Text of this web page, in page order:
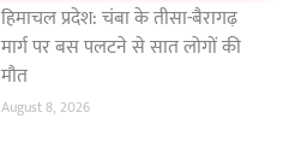
हिमाचल प्रदेश: चंबा के तीसा-बैरागढ़
मार्ग पर बस पलटने से सात लोगों की
मौत
August 8, 2026